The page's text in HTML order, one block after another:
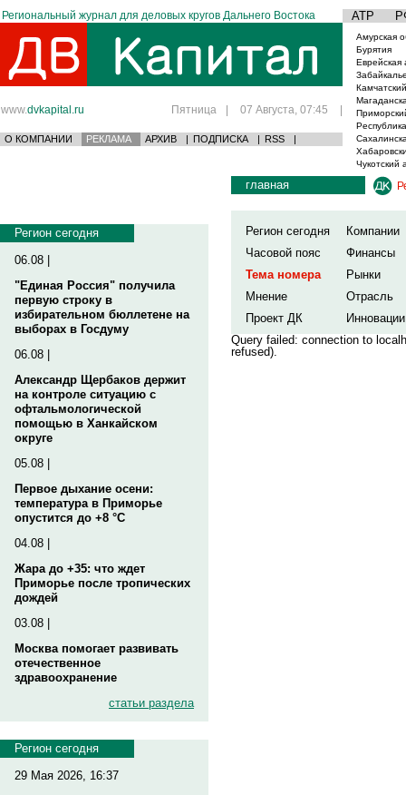
Региональный журнал для деловых кругов Дальнего Востока АТР
www.dvkapital.ru Пятница | 07 Августа, 07:45 |
О КОМПАНИИ РЕКЛАМА АРХИВ | ПОДПИСКА | RSS |
Амурская
Бурятия
Еврейская
Чукотский
Регион сегодня
06.08 |
"Единая Россия" получила
первую строку в
избирательном бюллетене на
выборах в Госдуму
06.08 |
Александр Щербаков держит
на контроле ситуацию с
офтальмологической
помощью в Ханкайском
округе
05.08 |
Первое дыхание осени:
температура в Приморье
опустится до +8 °C
04.08 |
Жара до +35: что ждет
Приморье после тропических
дождей
03.08 |
Москва помогает развивать
отечественное
здравоохранение
статьи раздела
Регион сегодня
29 Мая 2026, 16:37
главная
Регион сегодня
Компании
Часовой пояс
Финансы
Тема номера
Рынки
Мнение
Отрасль
Проект ДК
Инновации
Query failed: connection to
refused).